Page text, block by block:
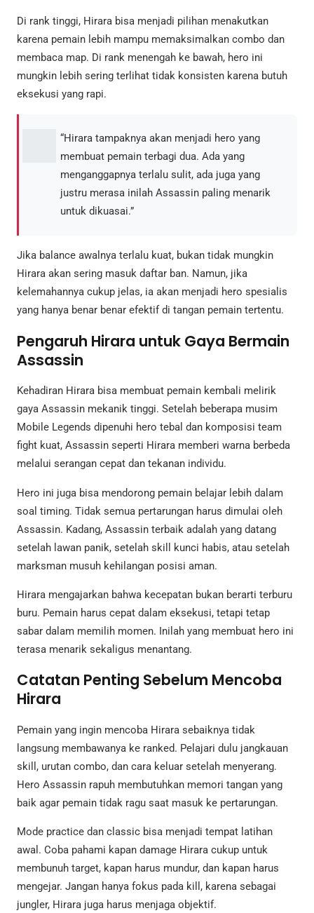
Di rank tinggi, Hirara bisa menjadi pilihan menakutkan
karena pemain lebih mampu memaksimalkan combo dan
membaca map. Di rank menengah ke bawah, hero ini
mungkin lebih sering terlihat tidak konsisten karena butuh
eksekusi yang rapi.
“Hirara tampaknya akan menjadi hero yang
membuat pemain terbagi dua. Ada yang
menganggapnya terlalu sulit, ada juga yang
justru merasa inilah Assassin paling menarik
untuk dikuasai.”
Jika balance awalnya terlalu kuat, bukan tidak mungkin
Hirara akan sering masuk daftar ban. Namun, jika
kelemahannya cukup jelas, ia akan menjadi hero spesialis
yang hanya benar benar efektif di tangan pemain tertentu.
Pengaruh Hirara untuk Gaya Bermain
Assassin
Kehadiran Hirara bisa membuat pemain kembali melirik
gaya Assassin mekanik tinggi. Setelah beberapa musim
Mobile Legends dipenuhi hero tebal dan komposisi team
fight kuat, Assassin seperti Hirara memberi warna berbeda
melalui serangan cepat dan tekanan individu.
Hero ini juga bisa mendorong pemain belajar lebih dalam
soal timing. Tidak semua pertarungan harus dimulai oleh
Assassin. Kadang, Assassin terbaik adalah yang datang
setelah lawan panik, setelah skill kunci habis, atau setelah
marksman musuh kehilangan posisi aman.
Hirara mengajarkan bahwa kecepatan bukan berarti terburu
buru. Pemain harus cepat dalam eksekusi, tetapi tetap
sabar dalam memilih momen. Inilah yang membuat hero ini
terasa menarik sekaligus menantang.
Catatan Penting Sebelum Mencoba
Hirara
Pemain yang ingin mencoba Hirara sebaiknya tidak
langsung membawanya ke ranked. Pelajari dulu jangkauan
skill, urutan combo, dan cara keluar setelah menyerang.
Hero Assassin rapuh membutuhkan memori tangan yang
baik agar pemain tidak ragu saat masuk ke pertarungan.
Mode practice dan classic bisa menjadi tempat latihan
awal. Coba pahami kapan damage Hirara cukup untuk
membunuh target, kapan harus mundur, dan kapan harus
mengejar. Jangan hanya fokus pada kill, karena sebagai
jungler, Hirara juga harus menjaga objektif.